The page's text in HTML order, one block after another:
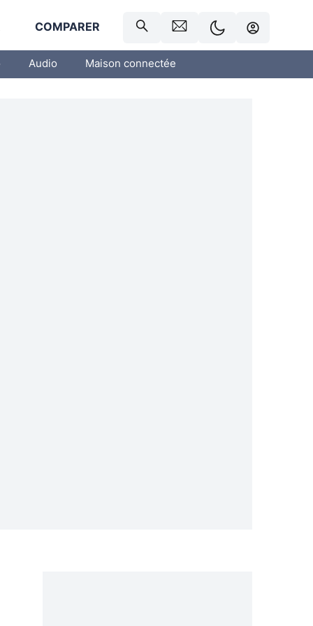
COMPARER
Audio Maison connectée